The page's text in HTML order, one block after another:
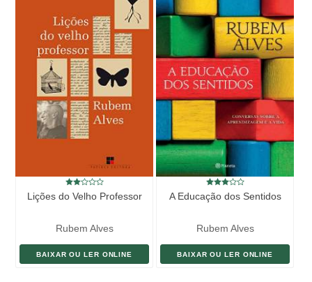
Lições do Velho Professor
Rubem Alves
BAIXAR OU LER ONLINE
A Educação dos Sentidos
Rubem Alves
BAIXAR OU LER ONLINE